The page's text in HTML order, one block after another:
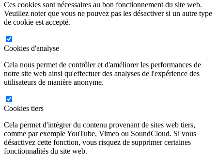
Ces cookies sont nécessaires au bon fonctionnement du site web.
Veuillez noter que vous ne pouvez pas les désactiver si un autre type
de cookie est accepté.
Cookies d'analyse
Cela nous permet de contrôler et d'améliorer les performances de
notre site web ainsi qu'effectuer des analyses de l'expérience des
utilisateurs de manière anonyme.
Cookies tiers
Cela permet d'intégrer du contenu provenant de sites web tiers,
comme par exemple YouTube, Vimeo ou SoundCloud. Si vous
désactivez cette fonction, vous risquez de supprimer certaines
fonctionnalités du site web.